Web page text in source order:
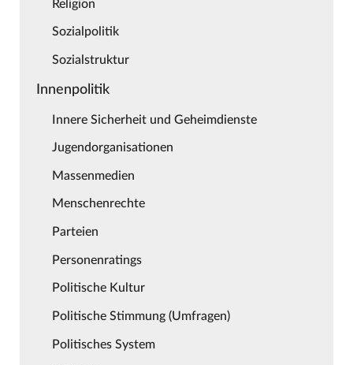
Religion
Sozialpolitik
Sozialstruktur
Innenpolitik
Innere Sicherheit und Geheimdienste
Jugendorganisationen
Massenmedien
Menschenrechte
Parteien
Personenratings
Politische Kultur
Politische Stimmung (Umfragen)
Politisches System